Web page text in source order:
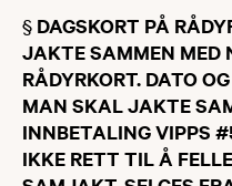
§ ​DAGSKORT PÅ
JAKTE SAMMEN MED
RÅDYRKORT. DATO
MAN SKAL JAKTE
INNBETALING VIPPS
IKKE RETT TIL Å